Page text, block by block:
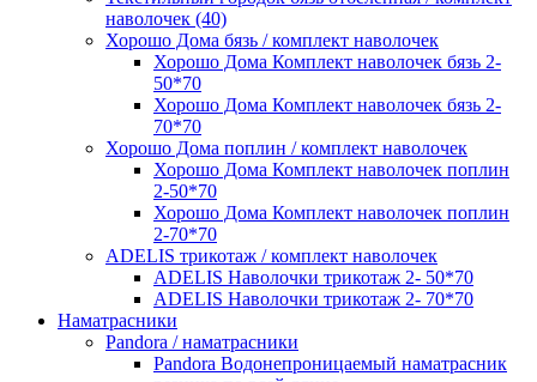
наволочек (40)
Хорошо Дома бязь / комплект наволочек
Хорошо Дома Комплект наволочек бязь 2-
50*70
Хорошо Дома Комплект наволочек бязь 2-
70*70
Хорошо Дома поплин / комплект наволочек
Хорошо Дома Комплект наволочек поплин
2-50*70
Хорошо Дома Комплект наволочек поплин
2-70*70
ADELIS трикотаж / комплект наволочек
ADELIS Наволочки трикотаж 2- 50*70
ADELIS Наволочки трикотаж 2- 70*70
Наматрасники
Pandora / наматрасники
Pandora Водонепроницаемый наматрасник